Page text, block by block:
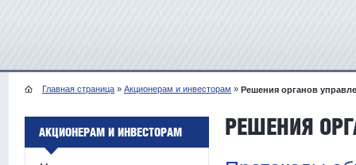
Главная страница » Акционерам и инвесторам » Решения органов
АКЦИОНЕРАМ И ИНВЕСТОРАМ РЕШЕНИЯ